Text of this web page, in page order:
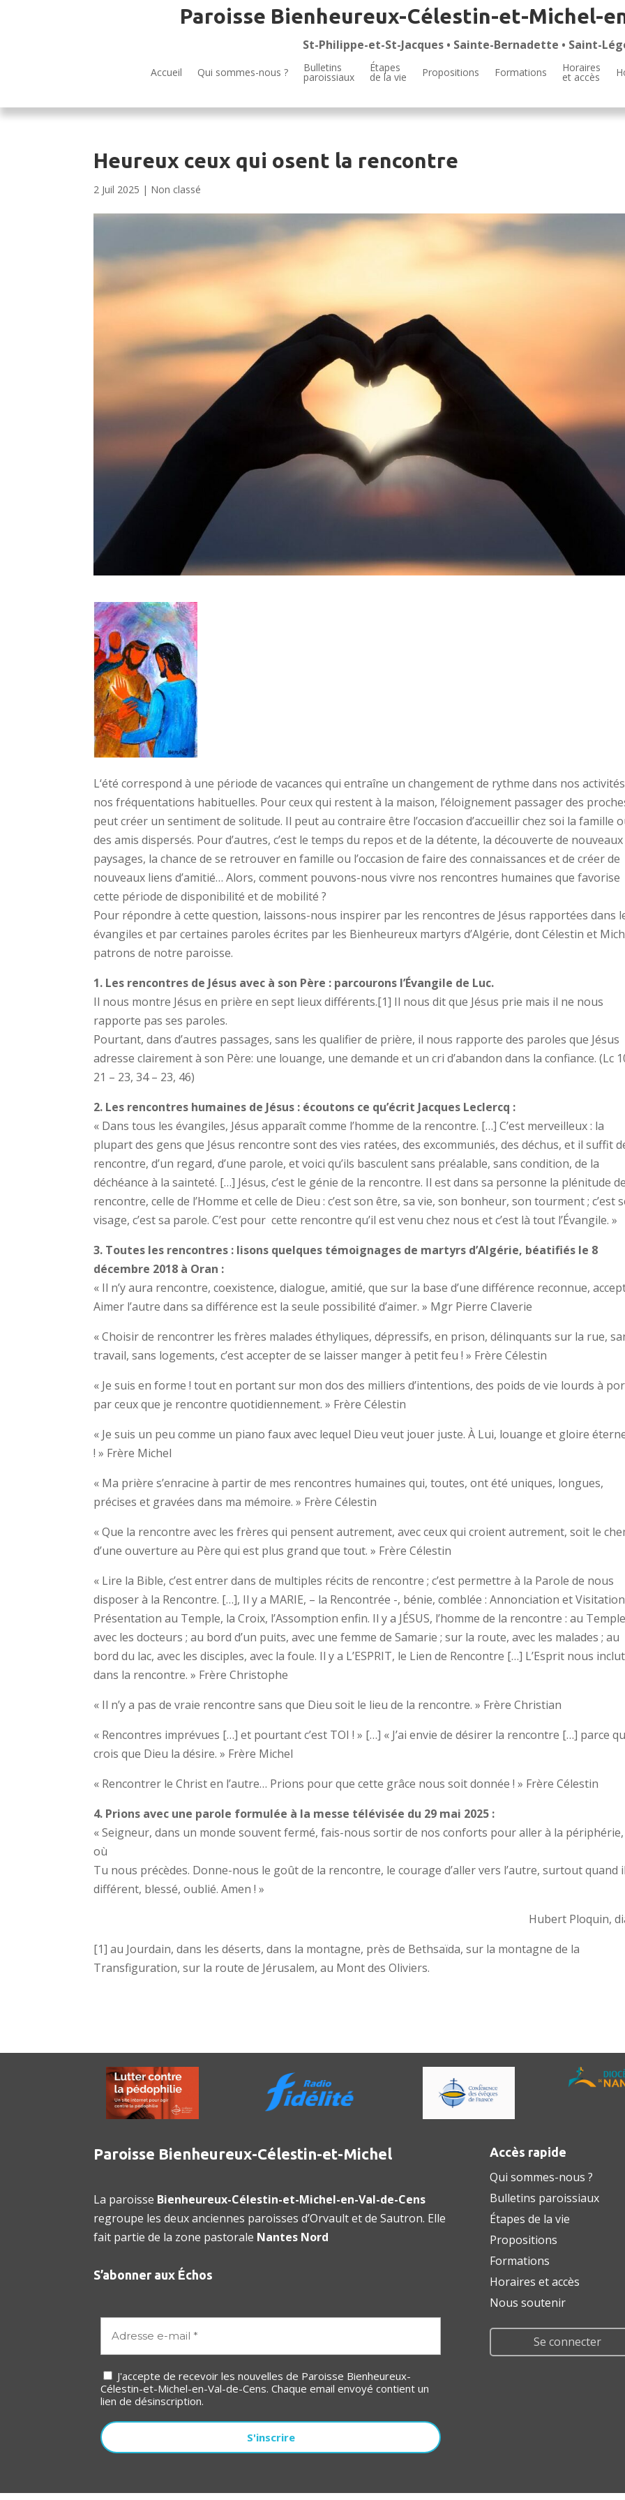
Paroisse Bienheureux-Célestin-et-Michel-
St-Philippe-et-St-Jacques • Sainte-Bernadette • Saint-
Accueil Qui sommes-nous ? Bulletins
paroissiaux
Étapes
de la vie Propositions Formations Horaires
et accès
Heureux ceux qui osent la rencontre
2 Juil 2025 | Non classé
L‘été correspond à une période de vacances qui entraîne un changement de rythme dans nos
nos fréquentations habituelles. Pour ceux qui restent à la maison, l’éloignement passager des
peut créer un sentiment de solitude. Il peut au contraire être l’occasion d’accueillir chez soi la famille
des amis dispersés. Pour d’autres, c’est le temps du repos et de la détente, la découverte de nouveaux
paysages, la chance de se retrouver en famille ou l’occasion de faire des connaissances et de créer de
nouveaux liens d’amitié… Alors, comment pouvons-nous vivre nos rencontres humaines que favorise
cette période de disponibilité et de mobilité ?
Pour répondre à cette question, laissons-nous inspirer par les rencontres de Jésus rapportées dans
évangiles et par certaines paroles écrites par les Bienheureux martyrs d’Algérie, dont Célestin et
patrons de notre paroisse.
1. Les rencontres de Jésus avec à son Père : parcourons l’Évangile de Luc.
Il nous montre Jésus en prière en sept lieux différents.[1] Il nous dit que Jésus prie mais il ne nous
rapporte pas ses paroles.
Pourtant, dans d’autres passages, sans les qualifier de prière, il nous rapporte des paroles que Jésus
adresse clairement à son Père: une louange, une demande et un cri d’abandon dans la confiance. (Lc
21 – 23, 34 – 23, 46)
2. Les rencontres humaines de Jésus : écoutons ce qu’écrit Jacques Leclercq :
« Dans tous les évangiles, Jésus apparaît comme l’homme de la rencontre. […] C’est merveilleux : la
plupart des gens que Jésus rencontre sont des vies ratées, des excommuniés, des déchus, et il suffit
rencontre, d’un regard, d’une parole, et voici qu’ils basculent sans préalable, sans condition, de la
déchéance à la sainteté. […] Jésus, c’est le génie de la rencontre. Il est dans sa personne la plénitude
rencontre, celle de l’Homme et celle de Dieu : c’est son être, sa vie, son bonheur, son tourment ; c’est
visage, c’est sa parole. C’est pour cette rencontre qu’il est venu chez nous et c’est là tout l’Évangile. »
3. Toutes les rencontres : lisons quelques témoignages de martyrs d’Algérie, béatifiés le 8
décembre 2018 à Oran :
« Il n’y aura rencontre, coexistence, dialogue, amitié, que sur la base d’une différence reconnue,
Aimer l’autre dans sa différence est la seule possibilité d’aimer. » Mgr Pierre Claverie
« Choisir de rencontrer les frères malades éthyliques, dépressifs, en prison, délinquants sur la rue,
travail, sans logements, c’est accepter de se laisser manger à petit feu ! » Frère Célestin
« Je suis en forme ! tout en portant sur mon dos des milliers d’intentions, des poids de vie lourds à
par ceux que je rencontre quotidiennement. » Frère Célestin
« Je suis un peu comme un piano faux avec lequel Dieu veut jouer juste. À Lui, louange et gloire
! » Frère Michel
« Ma prière s’enracine à partir de mes rencontres humaines qui, toutes, ont été uniques, longues,
précises et gravées dans ma mémoire. » Frère Célestin
« Que la rencontre avec les frères qui pensent autrement, avec ceux qui croient autrement, soit le
d’une ouverture au Père qui est plus grand que tout. » Frère Célestin
« Lire la Bible, c’est entrer dans de multiples récits de rencontre ; c’est permettre à la Parole de nous
disposer à la Rencontre. […], Il y a MARIE, – la Rencontrée -, bénie, comblée : Annonciation et
Présentation au Temple, la Croix, l’Assomption enfin. Il y a JÉSUS, l’homme de la rencontre : au
avec les docteurs ; au bord d’un puits, avec une femme de Samarie ; sur la route, avec les malades ; au
bord du lac, avec les disciples, avec la foule. Il y a L’ESPRIT, le Lien de Rencontre […] L’Esprit nous inclut
dans la rencontre. » Frère Christophe
« Il n’y a pas de vraie rencontre sans que Dieu soit le lieu de la rencontre. » Frère Christian
« Rencontres imprévues […] et pourtant c’est TOI ! » […] « J’ai envie de désirer la rencontre […] parce
crois que Dieu la désire. » Frère Michel
« Rencontrer le Christ en l’autre… Prions pour que cette grâce nous soit donnée ! » Frère Célestin
4. Prions avec une parole formulée à la messe télévisée du 29 mai 2025 :
« Seigneur, dans un monde souvent fermé, fais-nous sortir de nos conforts pour aller à la périphérie,
où
Tu nous précèdes. Donne-nous le goût de la rencontre, le courage d’aller vers l’autre, surtout quand
différent, blessé, oublié. Amen ! »
Hubert Ploquin,
[1] au Jourdain, dans les déserts, dans la montagne, près de Bethsaïda, sur la montagne de la
Transfiguration, sur la route de Jérusalem, au Mont des Oliviers.
Paroisse Bienheureux-Célestin-et-Michel
La paroisse Bienheureux-Célestin-et-Michel-en-Val-de-Cens
regroupe les deux anciennes paroisses d’Orvault et de Sautron. Elle
fait partie de la zone pastorale Nantes Nord
S’abonner aux Échos
J'accepte de recevoir les nouvelles de Paroisse Bienheureux-
Célestin-et-Michel-en-Val-de-Cens. Chaque email envoyé contient un
lien de désinscription.
Accès rapide
Qui sommes-nous ?
Bulletins paroissiaux
Étapes de la vie
Propositions
Formations
Horaires et accès
Nous soutenir
Se connecter